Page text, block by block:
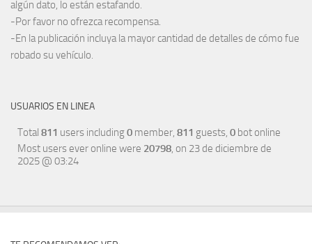
algún dato, lo están estafando.
-Por favor no ofrezca recompensa.
-En la publicación incluya la mayor cantidad de detalles de cómo fue
robado su vehículo.
USUARIOS EN LINEA
Total 811 users including0 member, 811 guests, 0 bot online
Most users ever online were 20798, on 23 de diciembre de
2025 @ 03:24